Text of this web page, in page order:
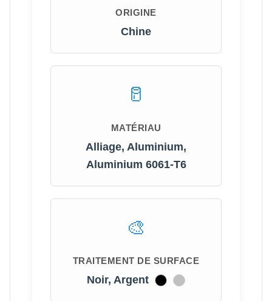
ORIGINE
Chine
MATÉRIAU
Alliage, Aluminium,
Aluminium 6061-T6
TRAITEMENT DE SURFACE
Noir, Argent